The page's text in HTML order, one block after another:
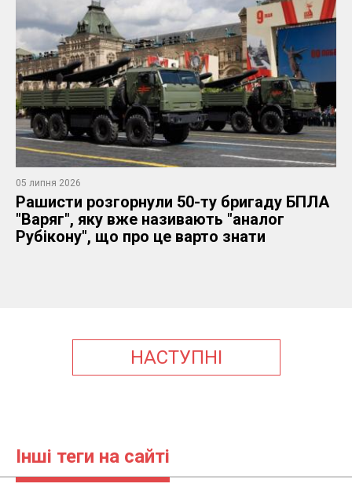
05 липня 2026
Рашисти розгорнули 50-ту бригаду БПЛА
"Варяг", яку вже називають "аналог
Рубікону", що про це варто знати
НАСТУПНІ
Інші теги на сайті